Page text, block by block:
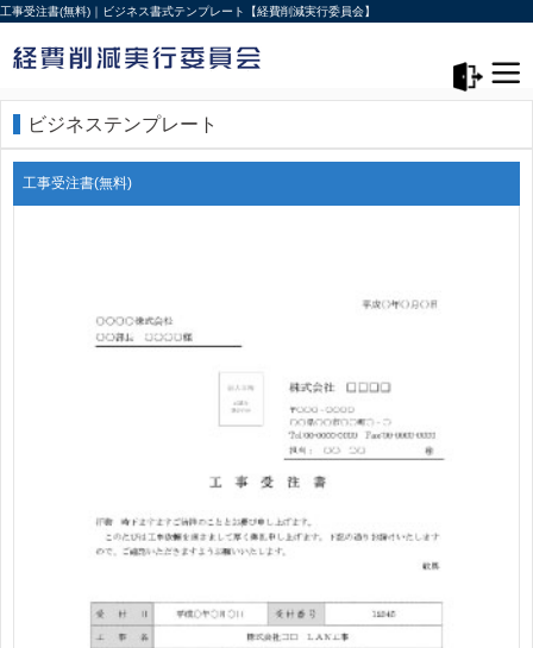
工事受注書(無料)｜ビジネス書式テンプレート【経費削減実行委員会】
ビジネステンプレート
工事受注書(無料)